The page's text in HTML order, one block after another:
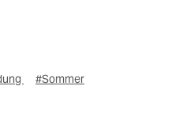
#Sommer